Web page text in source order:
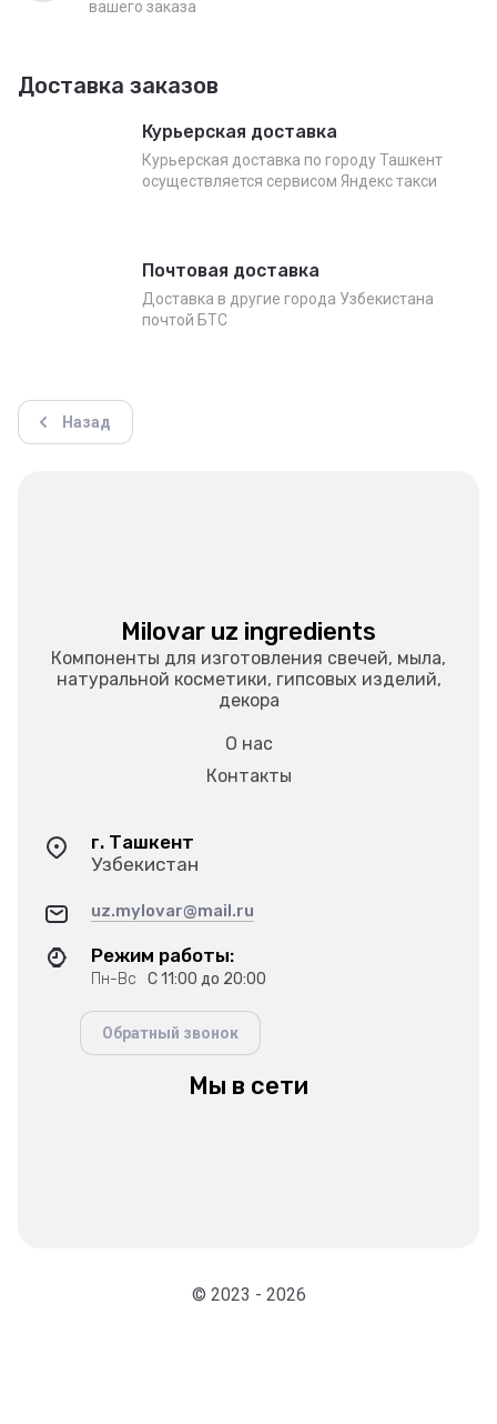
вашего заказа
Доставка заказов
Курьерская доставка
Курьерская доставка по городу Ташкент
осуществляется сервисом Яндекс такси
Почтовая доставка
Доставка в другие города Узбекистана
почтой БТС
Назад
Milovar uz ingredients
Компоненты для изготовления свечей, мыла,
натуральной косметики, гипсовых изделий,
декора
О нас
Контакты
г. Ташкент
Узбекистан
uz.mylovar@mail.ru
Режим работы:
Пн-Вс С 11:00 до 20:00
Обратный звонок
Мы в сети
© 2023 - 2026